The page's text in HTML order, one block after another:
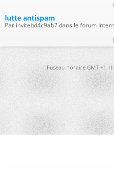
lutte antispam
Par invitebd4c9ab7 dans le forum
Fuseau horaire GMT +1.